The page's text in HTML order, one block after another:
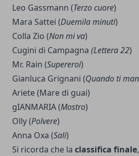
Leo Gassmann (Terzo cuore)
Mara Sattei (Duemila minuti)
Colla Zio (Non mi va)
Cugini di Campagna (Lettera 22)
Mr. Rain (Supereroi)
Gianluca Grignani (Quando ti
Ariete (Mare di guai)
gIANMARIA (Mostro)
Olly (Polvere)
Anna Oxa (Sali)
Si ricorda che la classifica finale